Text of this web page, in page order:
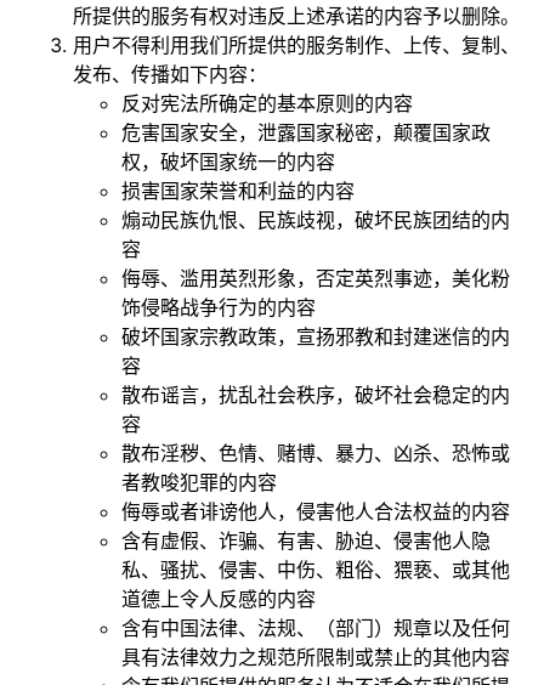
所提供的服务有权对违反上述承诺的内容予以删除。
用户不得利用我们所提供的服务制作、上传、复制、
发布、传播如下内容：
反对宪法所确定的基本原则的内容
危害国家安全，泄露国家秘密，颠覆国家政
权，破坏国家统一的内容
损害国家荣誉和利益的内容
煽动民族仇恨、民族歧视，破坏民族团结的内
容
侮辱、滥用英烈形象，否定英烈事迹，美化粉
饰侵略战争行为的内容
破坏国家宗教政策，宣扬邪教和封建迷信的内
容
散布谣言，扰乱社会秩序，破坏社会稳定的内
容
散布淫秽、色情、赌博、暴力、凶杀、恐怖或
者教唆犯罪的内容
侮辱或者诽谤他人，侵害他人合法权益的内容
含有虚假、诈骗、有害、胁迫、侵害他人隐
私、骚扰、侵害、中伤、粗俗、猥亵、或其他
道德上令人反感的内容
含有中国法律、法规、（部门）规章以及任何
具有法律效力之规范所限制或禁止的其他内容